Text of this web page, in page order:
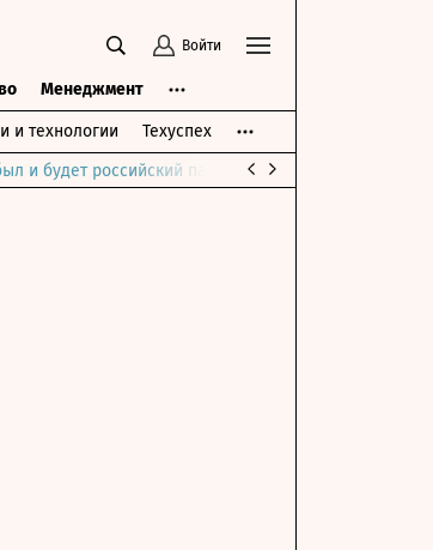
Войти
Менеджмент
и технологии Техуспех
и будет российский парламент